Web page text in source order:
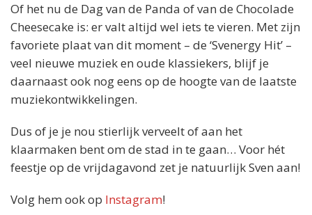
Of het nu de Dag van de Panda of van de Chocolade
Cheesecake is: er valt altijd wel iets te vieren. Met zijn
favoriete plaat van dit moment – de ‘Svenergy Hit’ –
veel nieuwe muziek en oude klassiekers, blijf je
daarnaast ook nog eens op de hoogte van de laatste
muziekontwikkelingen.
Dus of je je nou stierlijk verveelt of aan het
klaarmaken bent om de stad in te gaan… Voor hét
feestje op de vrijdagavond zet je natuurlijk Sven aan!
Volg hem ook op Instagram!